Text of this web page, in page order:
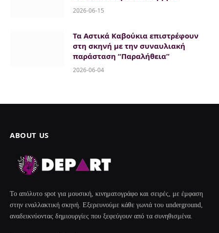
2026-06-15
Τα Αστικά Καβούκια επιστρέφουν
στη σκηνή με την συναυλιακή
παράσταση “Παραλήθεια”
2026-06-04
ABOUT US
Το απόλυτο spot για μουσική, κινηματογράφο και σειρές, με έμφαση
στην εναλλακτική σκηνή. Εξερευνούμε κάθε γωνιά του underground,
αναδεικνύοντας δημιουργίες που ξεφεύγουν από τα συνηθισμένα.